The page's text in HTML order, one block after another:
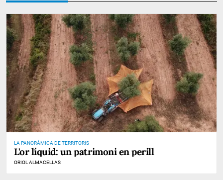
LA PANORÀMICA DE TERRITORIS
L'or líquid: un patrimoni en perill
ORIOL ALMACELLAS